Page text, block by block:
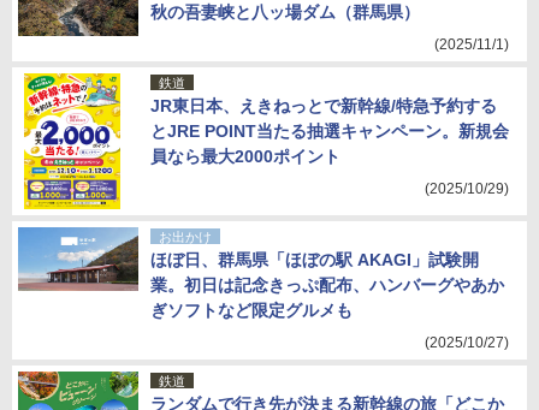
秋の吾妻峡と八ッ場ダム（群馬県）
(2025/11/1)
鉄道
JR東日本、えきねっとで新幹線/特急予約する
とJRE POINT当たる抽選キャンペーン。新規会
員なら最大2000ポイント
(2025/10/29)
お出かけ
ほぼ日、群馬県「ほぼの駅 AKAGI」試験開
業。初日は記念きっぷ配布、ハンバーグやあか
ぎソフトなど限定グルメも
(2025/10/27)
鉄道
ランダムで行き先が決まる新幹線の旅「どこか